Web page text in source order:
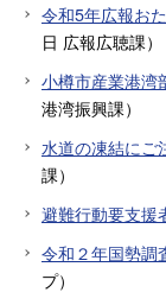
令和5年広報お
日 広報広聴課）
小樽市産業港湾
港湾振興課）
水道の凍結にご
課）
避難行動要支援
令和２年国勢調
プ）